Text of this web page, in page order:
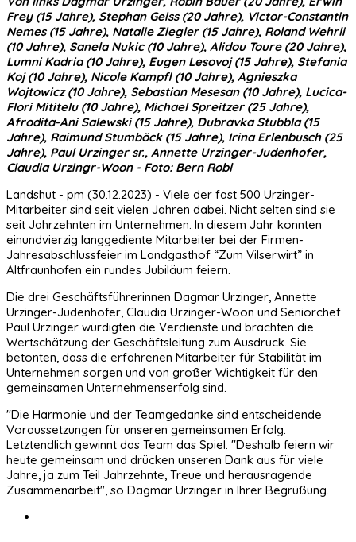
Frey (15 Jahre), Stephan Geiss (20 Jahre), Victor-Constantin
Nemes (15 Jahre), Natalie Ziegler (15 Jahre), Roland Wehrli
(10 Jahre), Sanela Nukic (10 Jahre), Alidou Toure (20 Jahre),
Lumni Kadria (10 Jahre), Eugen Lesovoj (15 Jahre), Stefania
Koj (10 Jahre), Nicole Kampfl (10 Jahre), Agnieszka
Wojtowicz (10 Jahre), Sebastian Mesesan (10 Jahre), Lucica-
Flori Mititelu (10 Jahre), Michael Spreitzer (25 Jahre),
Afrodita-Ani Salewski (15 Jahre), Dubravka Stubbla (15
Jahre), Raimund Stumböck (15 Jahre), Irina Erlenbusch (25
Jahre), Paul Urzinger sr., Annette Urzinger-Judenhofer,
Claudia Urzingr-Woon - Foto: Bern Robl
Landshut - pm (30.12.2023) - Viele der fast 500 Urzinger-
Mitarbeiter sind seit vielen Jahren dabei. Nicht selten sind sie
seit Jahrzehnten im Unternehmen. In diesem Jahr konnten
einundvierzig langgediente Mitarbeiter bei der Firmen-
Jahresabschlussfeier im Landgasthof “Zum Vilserwirt” in
Altfraunhofen ein rundes Jubiläum feiern.
Die drei Geschäftsführerinnen Dagmar Urzinger, Annette
Urzinger-Judenhofer, Claudia Urzinger-Woon und Seniorchef
Paul Urzinger würdigten die Verdienste und brachten die
Wertschätzung der Geschäftsleitung zum Ausdruck. Sie
betonten, dass die erfahrenen Mitarbeiter für Stabilität im
Unternehmen sorgen und von großer Wichtigkeit für den
gemeinsamen Unternehmenserfolg sind.
"Die Harmonie und der Teamgedanke sind entscheidende
Voraussetzungen für unseren gemeinsamen Erfolg.
Letztendlich gewinnt das Team das Spiel. "Deshalb feiern wir
heute gemeinsam und drücken unseren Dank aus für viele
Jahre, ja zum Teil Jahrzehnte, Treue und herausragende
Zusammenarbeit", so Dagmar Urzinger in Ihrer Begrüßung.